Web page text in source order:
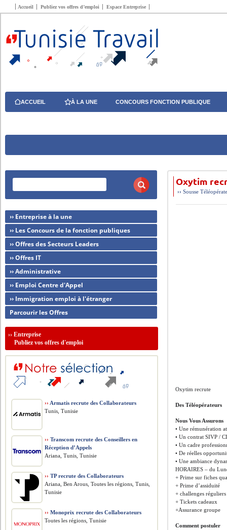
Accueil Publiez vos offres d’emploi Espace Entreprise
ACCUEIL À LA UNE CONCOURS FONCTION PUBLIQUE
Oxytim
››Sousse
Oxytim recrute
Des Téléopérateurs
Nous Vous Assurons
• Une rémunération
• Un contrat SIVP /
• Un cadre
• De réelles
• Une ambiance
HORAIRES – du
+ Prime sur fiches
+ Prime d’assiduité
+ challenges réguliers
+ Tickets cadeaux
+Assurance groupe
Comment postuler
›› Entreprise à la une
›› Les Concours de la fonction publiques
›› Offres des Secteurs Leaders
›› Offres IT
›› Administrative
›› Emploi Centre d'Appel
›› Immigration emploi à l'étranger
Parcourir les Offres
››Entreprise
Publiez vos offres d'emploi
›› Armatis recrute des Collaborateurs
Tunis, Tunisie
›› Transcom recrute des Conseillers en
Réception d’Appels
Ariana, Tunis, Tunisie
›› TP recrute des Collaborateurs
Ariana, Ben Arous, Toutes les régions, Tunis,
Tunisie
›› Monoprix recrute des Collaborateurs
Toutes les régions, Tunisie